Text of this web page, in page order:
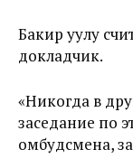
Бакир уулу
докладчик.
«Никогда в
заседание по
омбудсмена,